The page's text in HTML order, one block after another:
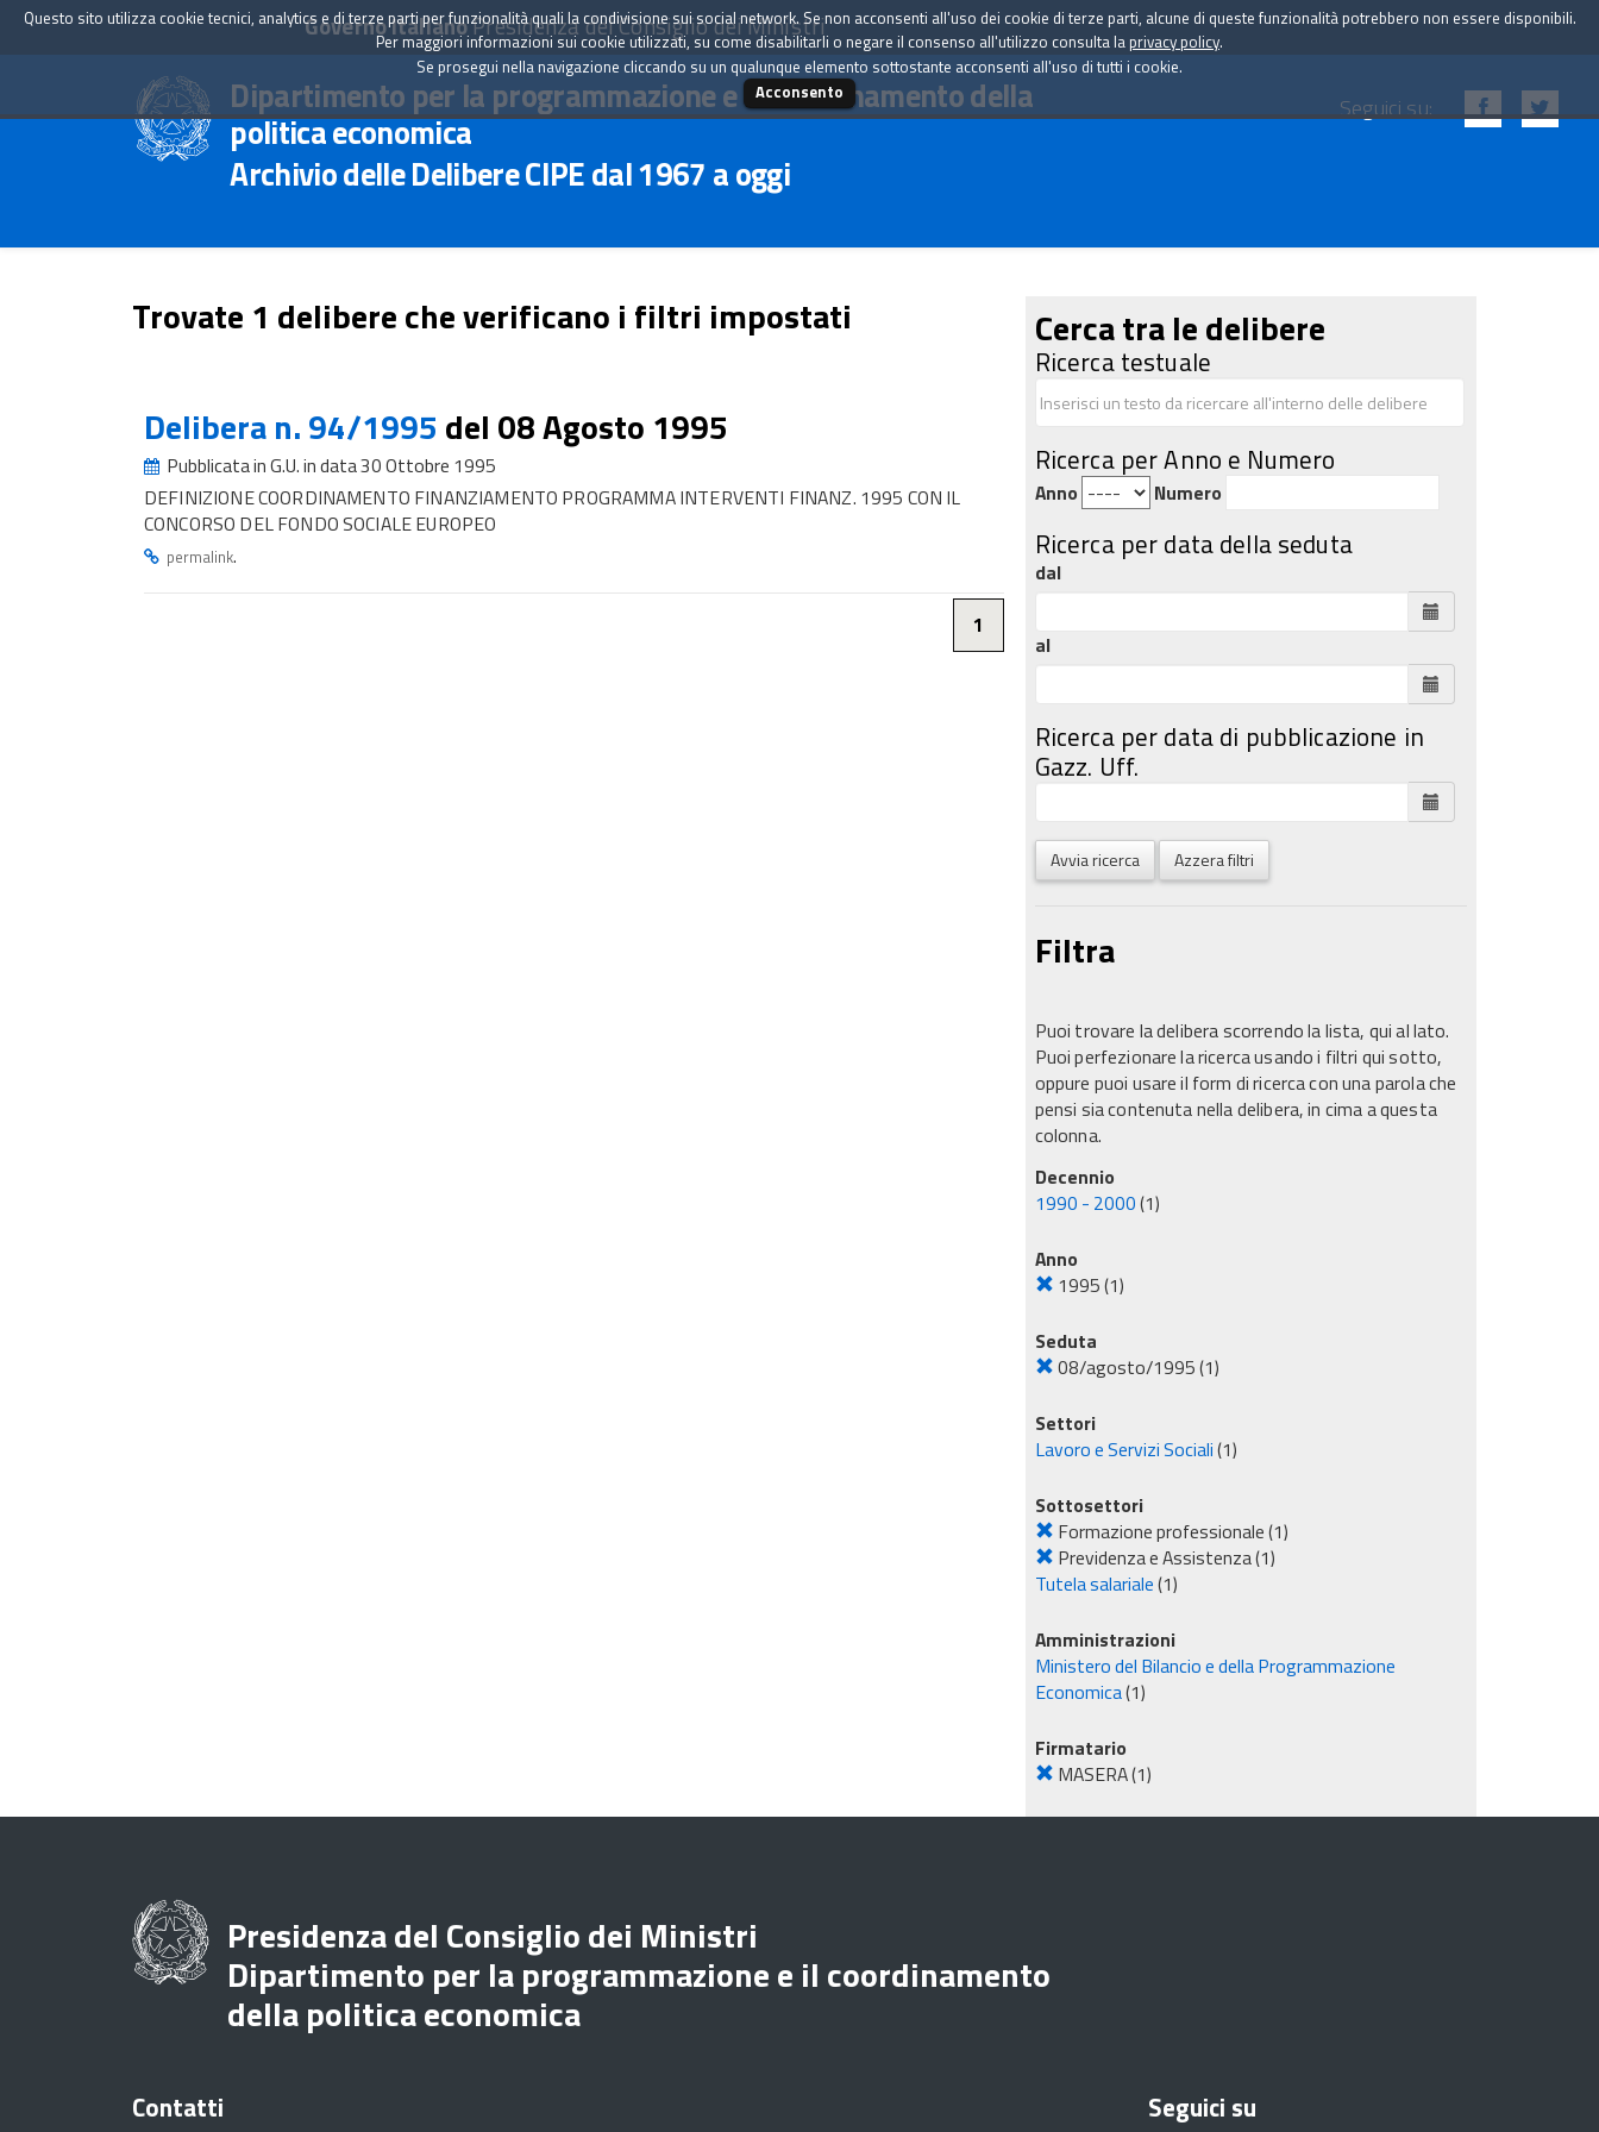
Governo ItalianoPresidenza del Consiglio dei Ministri
Dipartimento per la programmazione e il coordinamento della
politica economica
Archivio delle Delibere CIPE dal 1967 a oggi
Seguici su:
Trovate 1 delibere che verificano i filtri impostati
Delibera n. 94/1995 del 08 Agosto 1995
Pubblicata in G.U. in data 30 Ottobre 1995
DEFINIZIONE COORDINAMENTO FINANZIAMENTO PROGRAMMA INTERVENTI FINANZ. 1995 CON IL
CONCORSO DEL FONDO SOCIALE EUROPEO
permalink.
1
Cerca tra le delibere
Ricerca testuale
Ricerca per Anno e Numero
Anno Numero
Ricerca per data della seduta
dal
al
Ricerca per data di pubblicazione in
Gazz. Uff.
Avvia ricerca Azzera filtri
Filtra
Puoi trovare la delibera scorrendo la lista, qui al lato.
Puoi perfezionare la ricerca usando i filtri qui sotto,
oppure puoi usare il form di ricerca con una parola che
pensi sia contenuta nella delibera, in cima a questa
colonna.
Decennio
1990 - 2000(1)
Anno
1995(1)
Seduta
08/agosto/1995(1)
Settori
Lavoro e Servizi Sociali(1)
Sottosettori
Formazione professionale(1)
Previdenza e Assistenza(1)
Tutela salariale(1)
Amministrazioni
Ministero del Bilancio e della Programmazione
Economica(1)
Firmatario
MASERA(1)
Questo sito utilizza cookie tecnici, analytics e di terze parti per funzionalità quali la condivisione sui social network. Se non acconsenti all'uso dei cookie di terze parti, alcune di queste funzionalità potrebbero non essere disponibili.
Per maggiori informazioni sui cookie utilizzati, su come disabilitarli o negare il consenso all'utilizzo consulta la privacy policy.
Se prosegui nella navigazione cliccando su un qualunque elemento sottostante acconsenti all'uso di tutti i cookie.
Acconsento
Presidenza del Consiglio dei Ministri
Dipartimento per la programmazione e il coordinamento
della politica economica
Contatti Seguici su